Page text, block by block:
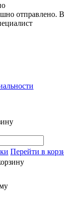
отправлено.
Перейти в